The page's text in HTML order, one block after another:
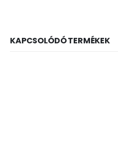
KAPCSOLÓDÓ TERMÉKEK